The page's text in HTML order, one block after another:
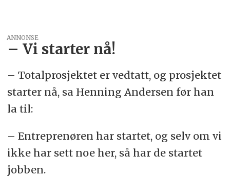
ANNONSE
– Vi starter nå!
– Totalprosjektet er vedtatt, og prosjektet
starter nå, sa Henning Andersen før han
la til:
– Entreprenøren har startet, og selv om vi
ikke har sett noe her, så har de startet
jobben.